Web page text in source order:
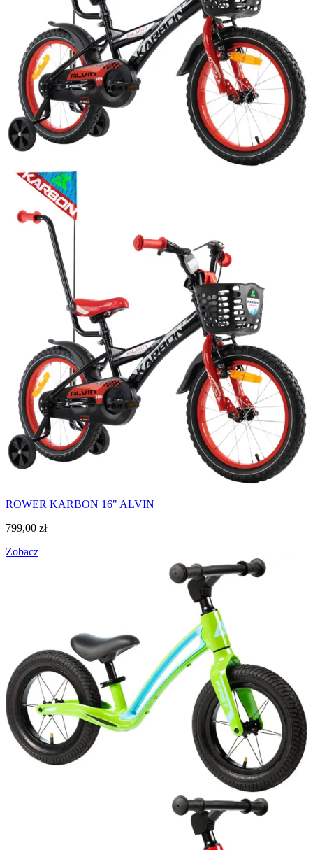
ROWER KARBON 16" ALVIN
799,00 zł
Zobacz